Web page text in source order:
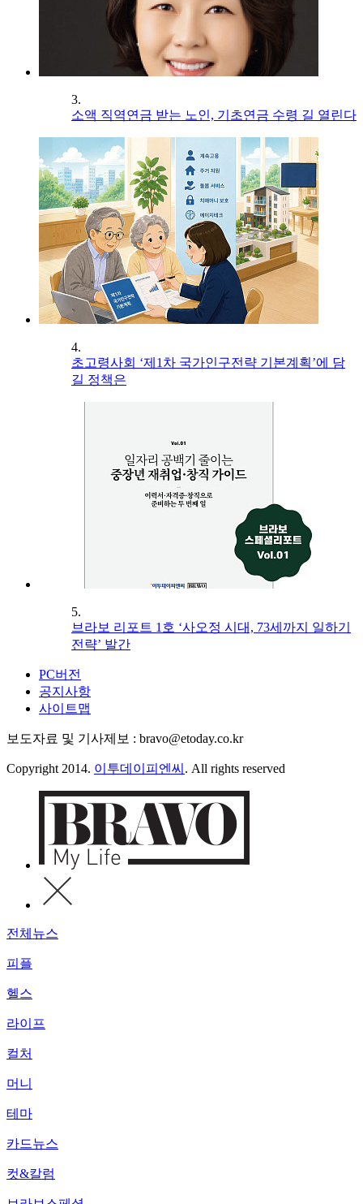
3.
소액 직역연금 받는 노인, 기초연금 수령 길 열린다
4.
초고령사회 ‘제1차 국가인구전략 기본계획’에 담
길 정책은
5.
브라보 리포트 1호 ‘사오정 시대, 73세까지 일하기
전략’ 발간
PC버전
공지사항
사이트맵
보도자료 및 기사제보 : bravo@etoday.co.kr
Copyright 2014. 이투데이피엔씨 . All rights reserved
전체뉴스
피플
헬스
라이프
컬처
머니
테마
카드뉴스
컷&칼럼